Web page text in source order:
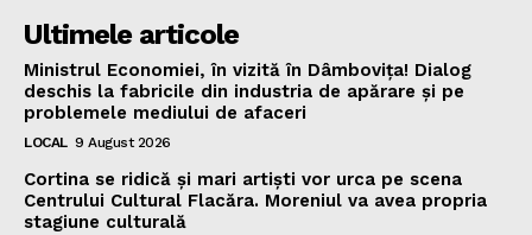
Ultimele articole
Ministrul Economiei, în vizită în Dâmbovița! Dialog
deschis la fabricile din industria de apărare și pe
problemele mediului de afaceri
LOCAL 9 August 2026
Cortina se ridică și mari artiști vor urca pe scena
Centrului Cultural Flacăra. Moreniul va avea propria
stagiune culturală